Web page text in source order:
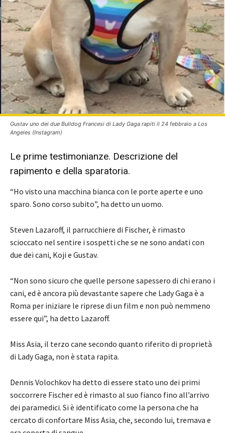
Gustav uno dei due Bulldog Francesi di Lady Gaga rapiti il 24 febbraio a Los
Angeles (Instagram)
Le prime testimonianze. Descrizione del
rapimento e della sparatoria.
“Ho visto una macchina bianca con le porte aperte e uno
sparo. Sono corso subito”, ha detto un uomo.
Steven Lazaroff, il parrucchiere di Fischer, è rimasto
scioccato nel sentire i sospetti che se ne sono andati con
due dei cani, Koji e Gustav.
“Non sono sicuro che quelle persone sapessero di chi erano i
cani, ed è ancora più devastante sapere che Lady Gaga è a
Roma per iniziare le riprese di un film e non può nemmeno
essere qui”, ha detto Lazaroff.
Miss Asia, il terzo cane secondo quanto riferito di proprietà
di Lady Gaga, non è stata rapita.
Dennis Volochkov ha detto di essere stato uno dei primi
soccorrere Fischer ed è rimasto al suo fianco fino all’arrivo
dei paramedici. Si è identificato come la persona che ha
cercato di confortare Miss Asia, che, secondo lui, tremava e